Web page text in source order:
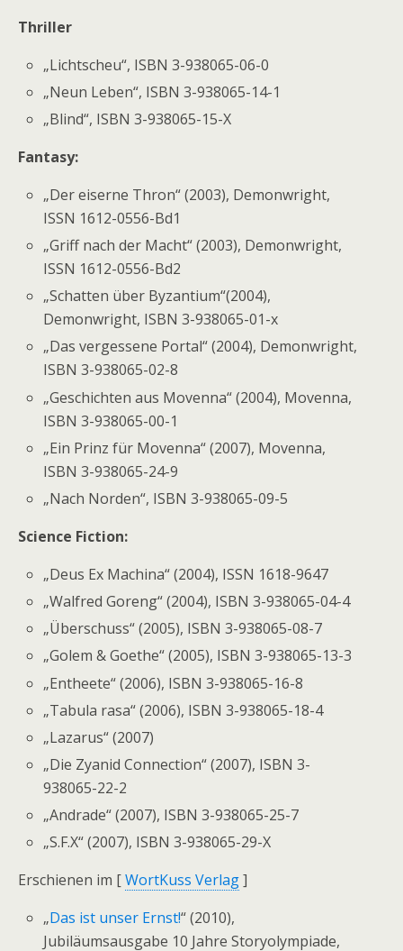
Thriller
„Lichtscheu“, ISBN 3-938065-06-0
„Neun Leben“, ISBN 3-938065-14-1
„Blind“, ISBN 3-938065-15-X
Fantasy:
„Der eiserne Thron“ (2003), Demonwright,
ISSN 1612-0556-Bd1
„Griff nach der Macht“ (2003), Demonwright,
ISSN 1612-0556-Bd2
„Schatten über Byzantium“(2004),
Demonwright, ISBN 3-938065-01-x
„Das vergessene Portal“ (2004), Demonwright,
ISBN 3-938065-02-8
„Geschichten aus Movenna“ (2004), Movenna,
ISBN 3-938065-00-1
„Ein Prinz für Movenna“ (2007), Movenna,
ISBN 3-938065-24-9
„Nach Norden“, ISBN 3-938065-09-5
Science Fiction:
„Deus Ex Machina“ (2004), ISSN 1618-9647
„Walfred Goreng“ (2004), ISBN 3-938065-04-4
„Überschuss“ (2005), ISBN 3-938065-08-7
„Golem & Goethe“ (2005), ISBN 3-938065-13-3
„Entheete“ (2006), ISBN 3-938065-16-8
„Tabula rasa“ (2006), ISBN 3-938065-18-4
„Lazarus“ (2007)
„Die Zyanid Connection“ (2007), ISBN 3-
938065-22-2
„Andrade“ (2007), ISBN 3-938065-25-7
„S.F.X“ (2007), ISBN 3-938065-29-X
Erschienen im [WortKuss Verlag]
„Das ist unser Ernst!“ (2010),
Jubiläumsausgabe 10 Jahre Storyolympiade,